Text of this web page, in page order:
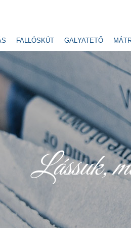
FALLÓSKÚT GALYATETŐ
Lássuk,